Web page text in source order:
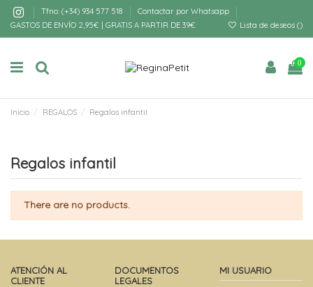
Tfno: (+34) 934 577 518
Contactar por Whatsapp
GASTOS DE ENVÍO 2,95€ | GRATIS A PARTIR DE 39€
Lista de deseos ()
0
Inicio REGALOS Regalos infantil
Regalos infantil
There are no products.
ATENCIÓN AL
CLIENTE
DOCUMENTOS
LEGALES
MI USUARIO